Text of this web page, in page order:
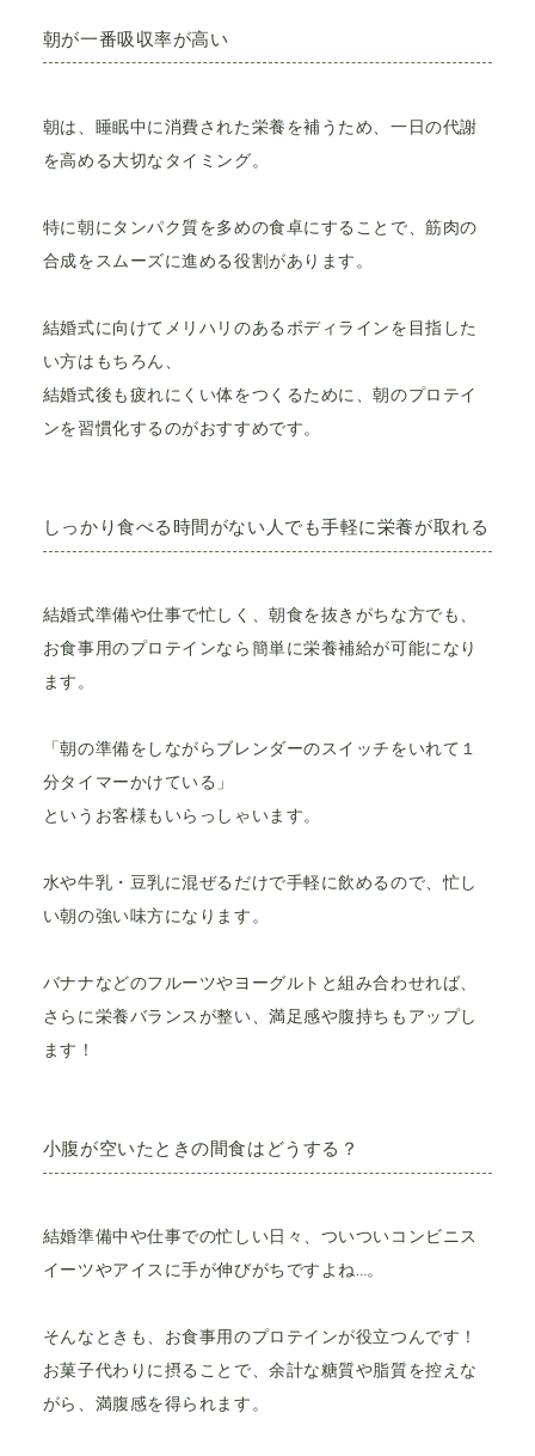
朝が一番吸収率が高い
朝は、睡眠中に消費された栄養を補うため、一日の代謝
を高める大切なタイミング。
特に朝にタンパク質を多めの食卓にすることで、筋肉の
合成をスムーズに進める役割があります。
結婚式に向けてメリハリのあるボディラインを目指した
い方はもちろん、
結婚式後も疲れにくい体をつくるために、朝のプロテイ
ンを習慣化するのがおすすめです。
しっかり食べる時間がない人でも手軽に栄養が取れる
結婚式準備や仕事で忙しく、朝食を抜きがちな方でも、
お食事用のプロテインなら簡単に栄養補給が可能になり
ます。
「朝の準備をしながらブレンダーのスイッチをいれて１
分タイマーかけている」
というお客様もいらっしゃいます。
水や牛乳・豆乳に混ぜるだけで手軽に飲めるので、忙し
い朝の強い味方になります。
バナナなどのフルーツやヨーグルトと組み合わせれば、
さらに栄養バランスが整い、満足感や腹持ちもアップし
ます！
小腹が空いたときの間食はどうする？
結婚準備中や仕事での忙しい日々、ついついコンビニス
イーツやアイスに手が伸びがちですよね…。
そんなときも、お食事用のプロテインが役立つんです！
お菓子代わりに摂ることで、余計な糖質や脂質を控えな
がら、満腹感を得られます。